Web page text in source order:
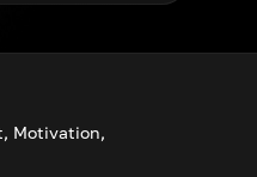
Motivation,